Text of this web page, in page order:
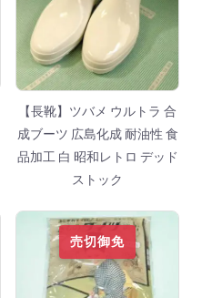
【長靴】ツバメ ウルトラ 合
成ブーツ 広島化成 耐油性 食
品加工 白 昭和レトロ デッド
ストック
売切御免